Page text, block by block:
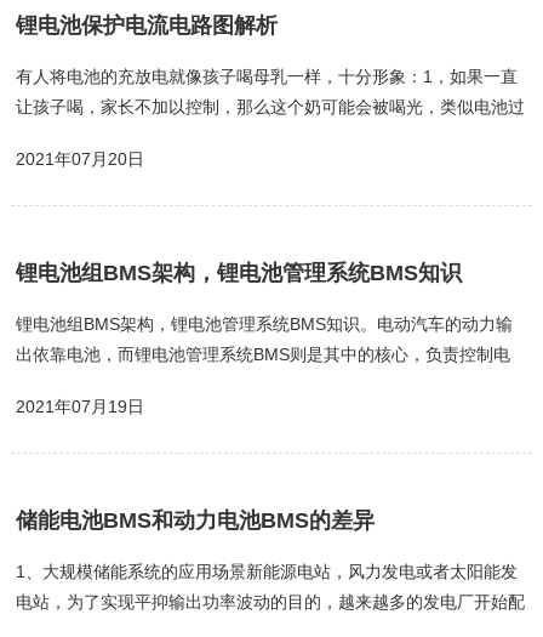
锂电池保护电流电路图解析
有人将电池的充放电就像孩子喝母乳一样，十分形象：1，如果一直
让孩子喝，家长不加以控制，那么这个奶可能会被喝光，类似电池过
似电池过充；3，如果孩子喝奶喝的急，容易呛奶，类似电池的过电
控制这种情况发生呢？通常情况下，在锂电池内部都会有一个专用的
保护PCB板，与电池单元封装在一起。在它的保护下，可以控制锂电
池的输出电压在一个...
2021年07月20日
锂电池组BMS架构，锂电池管理系统BMS知识
锂电池组BMS架构，锂电池管理系统BMS知识。电动汽车的动力输
出依靠电池，而锂电池管理系统BMS则是其中的核心，负责控制电
保障动力锂电池组的使用安全，是锂动力电池管理系统的首要任务。
管理系统BMS知识，让你摆脱电池小白的处境。锂电池组BMS架构
锂电池组BMS硬件的拓扑结构分为集中式和分布式两种类型：(1)集
中式是将所有...
2021年07月19日
储能电池BMS和动力电池BMS的差异
1、大规模储能系统的应用场景新能源电站，风力发电或者太阳能发
电站，为了实现平抑输出功率波动的目的，越来越多的发电厂开始配